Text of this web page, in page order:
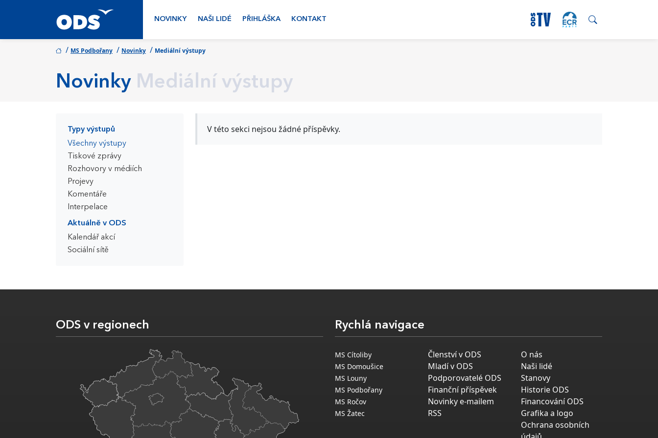
NOVINKY NAŠI LIDÉ PŘIHLÁŠKA KONTAKT
/ MS Podbořany / Novinky / Mediální výstupy
Novinky Mediální výstupy
Typy výstupů
Všechny výstupy
Tiskové zprávy
Rozhovory v médiích
Projevy
Komentáře
Interpelace
Aktuálně v ODS
Kalendář akcí
Sociální sítě
V této sekci nejsou žádné příspěvky.
ODS v regionech Rychlá navigace
MS Cítoliby
MS Domoušice
MS Louny
MS Podbořany
MS Ročov
MS Žatec
Členství v ODS
Mladí v ODS
Podporovatelé ODS
Finanční příspěvek
Novinky e-mailem
RSS
O nás
Naši lidé
Stanovy
Historie ODS
Financování ODS
Grafika a logo
Ochrana osobních